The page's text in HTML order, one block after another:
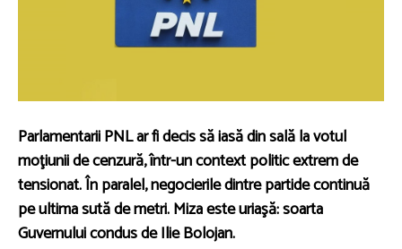
Parlamentarii PNL ar fi decis să iasă din sală la votul
moţiunii de cenzură, într-un context politic extrem de
tensionat. În paralel, negocierile dintre partide continuă
pe ultima sută de metri. Miza este uriaşă: soarta
Guvernului condus de Ilie Bolojan.